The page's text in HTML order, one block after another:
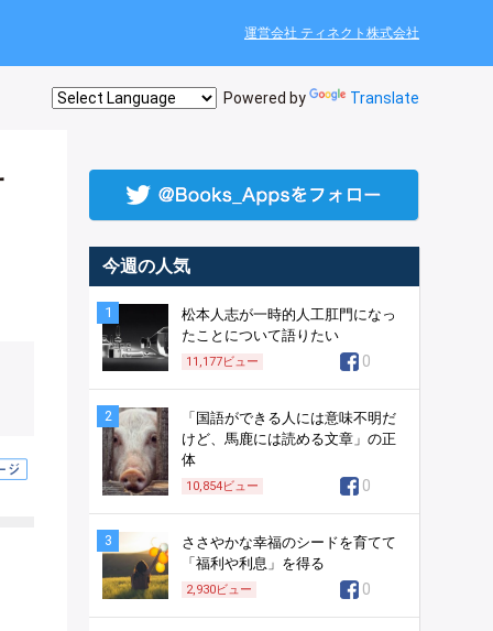
運営会社 ティネクト株式会社
Powered by Translate
今週の人気
1
松本人志が一時的人工肛門になっ
たことについて語りたい
11,177ビュー 0
2
「国語ができる人には意味不明だ
けど、馬鹿には読める文章」の正
体
10,854ビュー 0
3
ささやかな幸福のシードを育てて
「福利や利息」を得る
2,930ビュー 0